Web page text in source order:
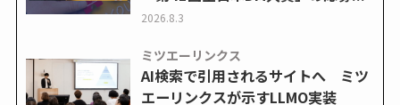
2026.8.3
ミツエーリンクス
AI検索で引用されるサイトへ ミツ
エーリンクスが示すLLMO実装